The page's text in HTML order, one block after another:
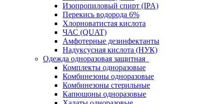
Изопропиловый спирт (IPA)
Перекись водорода 6%
Хлорноватистая кислота
ЧАС (QUAT)
Амфотерные дезинфектанты
Надуксусная кислота (НУК)
Одежда одноразовая защитная
Комплекты одноразовые
Комбинезоны одноразовые
Комбинезоны стерильные
Капюшоны одноразовые